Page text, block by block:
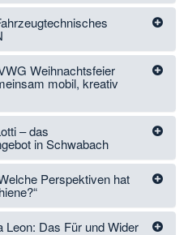
Weihnachtsfeier
mobil, kreativ
– das
in Schwabach
Perspektiven hat
Leon: Das Für und Wider